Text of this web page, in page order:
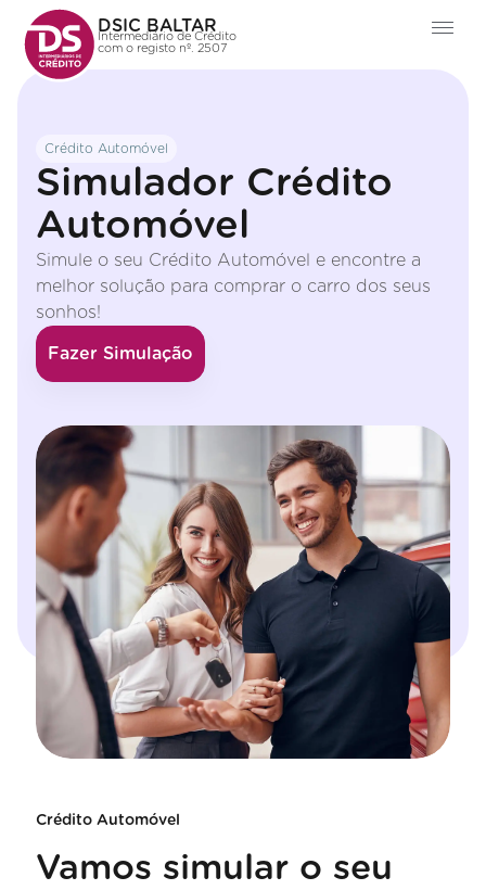
DSIC BALTAR
Intermediário de Crédito
com o registo nº. 2507
Crédito Automóvel
Simulador Crédito
Automóvel
Simule o seu Crédito Automóvel e encontre a
melhor solução para comprar o carro dos seus
sonhos!
Fazer Simulação
Crédito Automóvel
Vamos simular o seu